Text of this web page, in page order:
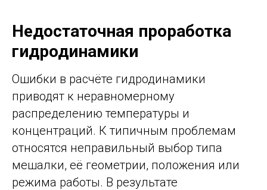
Недостаточная проработка
гидродинамики
Ошибки в расчёте гидродинамики
приводят к неравномерному
распределению температуры и
концентраций. К типичным проблемам
относятся неправильный выбор типа
мешалки, её геометрии, положения или
режима работы. В результате